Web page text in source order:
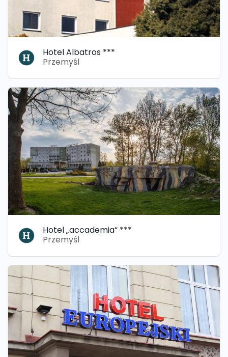
Hotel Albatros ***
Przemyśl
Hotel „accademia“ ***
Przemyśl